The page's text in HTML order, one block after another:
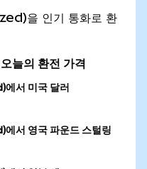
을 인기 통화로 환
늘의 환전 가격
서 미국 달러
서 영국 파운드 스털링